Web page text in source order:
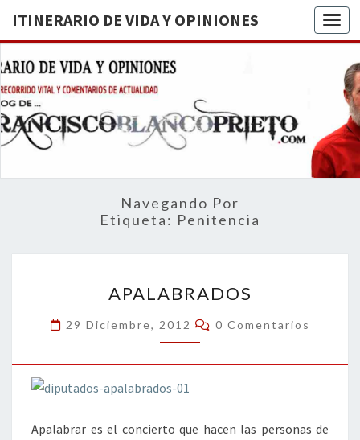
ITINERARIO DE VIDA Y OPINIONES
DE
BREVE
RECORRIDO
VITAL Y
ACTUALIDAD
Navegando Por
Etiqueta: Penitencia
APALABRADOS
29 Diciembre, 2012 Comentarios
0 Comentarios
Apalabrar es el concierto que hacen las personas de